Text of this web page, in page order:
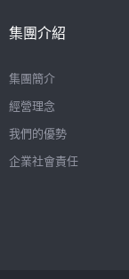
集團介紹
集團簡介
經營理念
我們的優勢
企業社會責任